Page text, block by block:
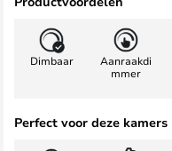
Dimbaar
Aanraakdi
mmer
Perfect voor deze kamers